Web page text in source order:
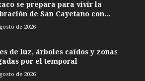
se prepara para vivir la
de San Cayetano con...
de 2026
de luz, árboles caídos y zonas
por el temporal
de 2026